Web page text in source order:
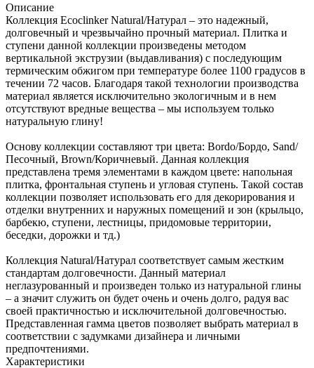
Описание
Коллекция Ecoclinker Natural/Натурал – это надежный,
долговечный и чрезвычайно прочный материал. Плитка и
ступени данной коллекции произведены методом
вертикальной экструзии (выдавливания) с последующим
термическим обжигом при температуре более 1100 градусов в
течении 72 часов. Благодаря такой технологии производства
материал является исключительно экологичным и в нем
отсутствуют вредные вещества – мы используем только
натуральную глину!
Основу коллекции составляют три цвета: Bordo/Бордо, Sand/
Песочный, Brown/Коричневый. Данная коллекция
представлена тремя элементами в каждом цвете: напольная
плитка, фронтальная ступень и угловая ступень. Такой состав
коллекции позволяет использовать его для декорирования и
отделки внутренних и наружных помещений и зон (крыльцо,
барбекю, ступени, лестницы, придомовые территории,
беседки, дорожки и тд.)
Коллекция Natural/Натурал соответствует самым жестким
стандартам долговечности. Данный материал
неглазурованный и произведен только из натуральной глины
– а значит служить он будет очень и очень долго, радуя вас
своей практичностью и исключительной долговечностью.
Представленная гамма цветов позволяет выбрать материал в
соответствии с задумками дизайнера и личными
предпочтениями.
Характеристики